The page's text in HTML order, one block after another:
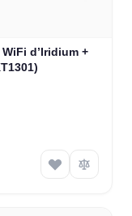
d’Iridium +